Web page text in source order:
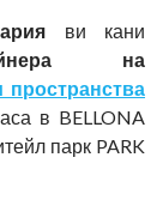
ви кани
на
пространства
в BELLONA
парк PARK